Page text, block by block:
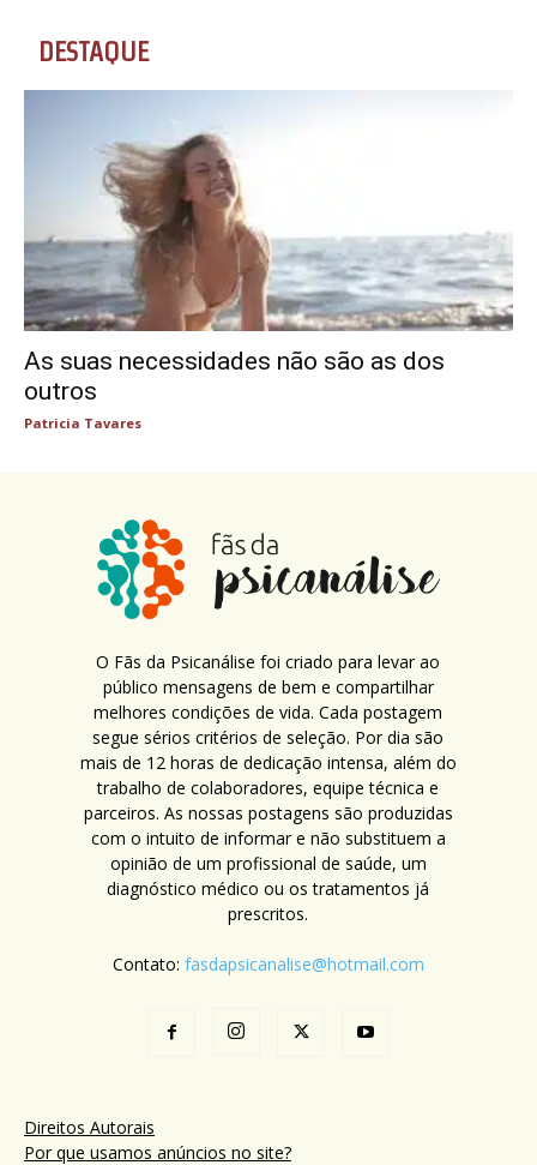
DESTAQUE
As suas necessidades não são as dos
outros
Patricia Tavares
O Fãs da Psicanálise foi criado para levar ao
público mensagens de bem e compartilhar
melhores condições de vida. Cada postagem
segue sérios critérios de seleção. Por dia são
mais de 12 horas de dedicação intensa, além do
trabalho de colaboradores, equipe técnica e
parceiros. As nossas postagens são produzidas
com o intuito de informar e não substituem a
opinião de um profissional de saúde, um
diagnóstico médico ou os tratamentos já
prescritos.
Contato: fasdapsicanalise@hotmail.com
Direitos Autorais
Por que usamos anúncios no site?